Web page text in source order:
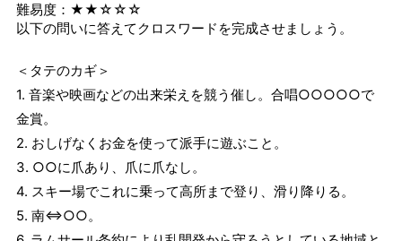
難易度：★★☆☆☆
以下の問いに答えてクロスワードを完成させましょう。
＜タテのカギ＞
1. 音楽や映画などの出来栄えを競う催し。合唱○○○○○で
金賞。
2. おしげなくお金を使って派手に遊ぶこと。
3. ○○に爪あり、爪に爪なし。
4. スキー場でこれに乗って高所まで登り、滑り降りる。
5. 南⇔○○。